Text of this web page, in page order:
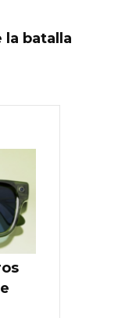
la batalla